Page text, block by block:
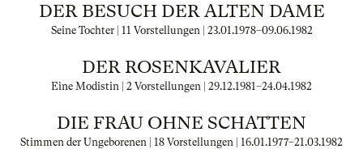
DER BESUCH DER ALTEN DAME
Seine Tochter | 11 Vorstellungen | 23.01.1978–09.06.1982
DER ROSENKAVALIER
Eine Modistin | 2 Vorstellungen | 29.12.1981–24.04.1982
DIE FRAU OHNE SCHATTEN
Stimmen der Ungeborenen | 18 Vorstellungen | 16.01.1977–21.03.1982